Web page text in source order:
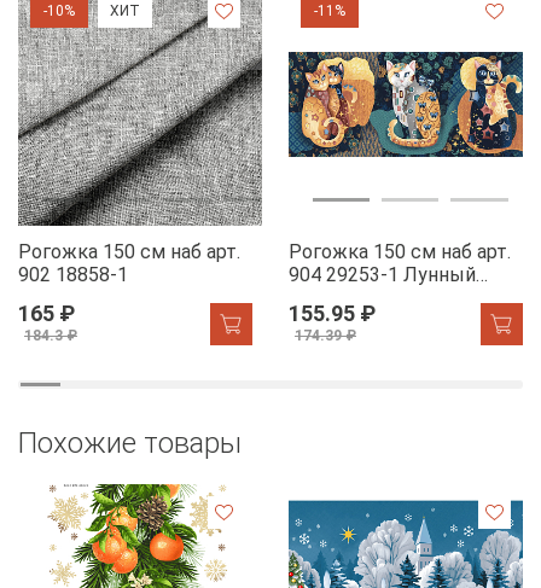
-10% ХИТ
Рогожка 150 см наб арт.
902 18858-1
165 ₽
184.3 ₽
-11%
Рогожка 150 см наб арт.
904 29253-1 Лунный
155.95 ₽
174.39 ₽
Похожие товары